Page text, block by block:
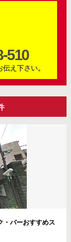
510
え下さい。
・バーおすすめス